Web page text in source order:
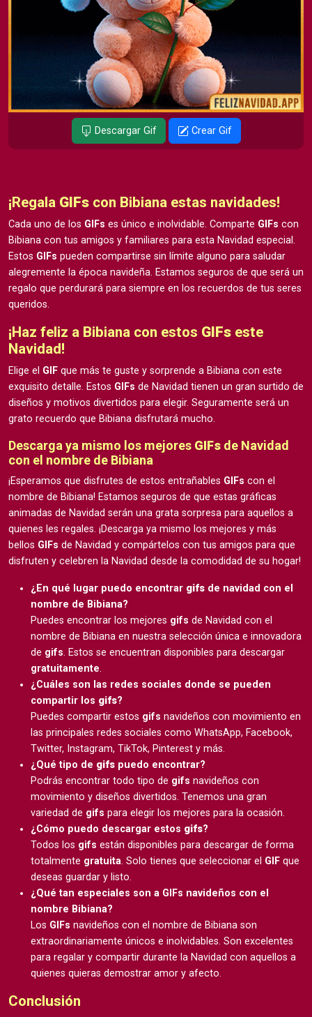
Descargar Gif Crear Gif
¡Regala GIFs con Bibiana estas navidades!
Cada uno de los GIFs es único e inolvidable. Comparte GIFs con
Bibiana con tus amigos y familiares para esta Navidad especial.
Estos GIFs pueden compartirse sin límite alguno para saludar
alegremente la época navideña. Estamos seguros de que será un
regalo que perdurará para siempre en los recuerdos de tus seres
queridos.
¡Haz feliz a Bibiana con estos GIFs este
Navidad!
Elige el GIF que más te guste y sorprende a Bibiana con este
exquisito detalle. Estos GIFs de Navidad tienen un gran surtido de
diseños y motivos divertidos para elegir. Seguramente será un
grato recuerdo que Bibiana disfrutará mucho.
Descarga ya mismo los mejores GIFs de Navidad
con el nombre de Bibiana
¡Esperamos que disfrutes de estos entrañables GIFs con el
nombre de Bibiana! Estamos seguros de que estas gráficas
animadas de Navidad serán una grata sorpresa para aquellos a
quienes les regales. ¡Descarga ya mismo los mejores y más
bellos GIFs de Navidad y compártelos con tus amigos para que
disfruten y celebren la Navidad desde la comodidad de su hogar!
¿En qué lugar puedo encontrar gifs de navidad con el
nombre de Bibiana?
Puedes encontrar los mejores gifs de Navidad con el
nombre de Bibiana en nuestra selección única e innovadora
de gifs. Estos se encuentran disponibles para descargar
gratuitamente.
¿Cuáles son las redes sociales donde se pueden
compartir los gifs?
Puedes compartir estos gifs navideños con movimiento en
las principales redes sociales como WhatsApp, Facebook,
Twitter, Instagram, TikTok, Pinterest y más.
¿Qué tipo de gifs puedo encontrar?
Podrás encontrar todo tipo de gifs navideños con
movimiento y diseños divertidos. Tenemos una gran
variedad de gifs para elegir los mejores para la ocasión.
¿Cómo puedo descargar estos gifs?
Todos los gifs están disponibles para descargar de forma
totalmente gratuita. Solo tienes que seleccionar el GIF que
deseas guardar y listo.
¿Qué tan especiales son a GIFs navideños con el
nombre Bibiana?
Los GIFs navideños con el nombre de Bibiana son
extraordinariamente únicos e inolvidables. Son excelentes
para regalar y compartir durante la Navidad con aquellos a
quienes quieras demostrar amor y afecto.
Conclusión